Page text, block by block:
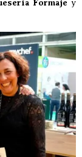
Formaje y